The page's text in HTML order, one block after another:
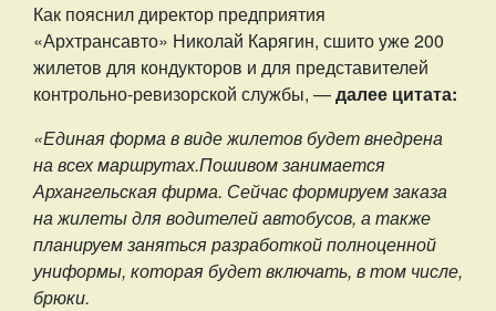
Как пояснил директор предприятия
«Архтрансавто» Николай Карягин, сшито уже 200
жилетов для кондукторов и для представителей
контрольно-ревизорской службы, —далее цитата:
«Единая форма в виде жилетов будет внедрена
на всех маршрутах.Пошивом занимается
Архангельская фирма. Сейчас формируем заказа
на жилеты для водителей автобусов, а также
планируем заняться разработкой полноценной
униформы, которая будет включать, в том числе,
брюки.